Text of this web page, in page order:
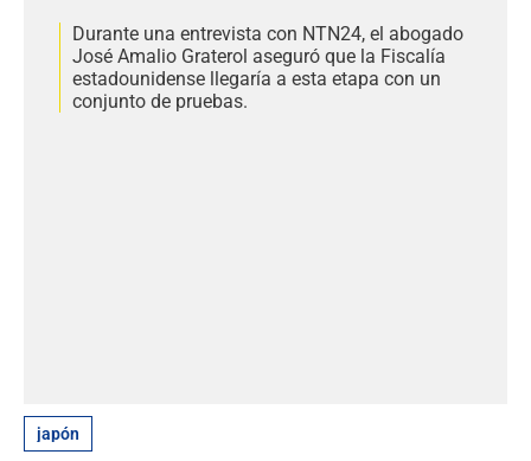
Durante una entrevista con NTN24, el abogado
José Amalio Graterol aseguró que la Fiscalía
estadounidense llegaría a esta etapa con un
conjunto de pruebas.
japón